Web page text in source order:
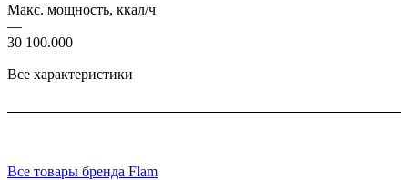
Макс. мощность, ккал/ч
—
30 100.000
Все характеристики
Все товары бренда Flam